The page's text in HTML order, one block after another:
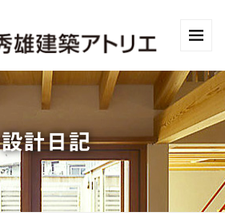
設計日記